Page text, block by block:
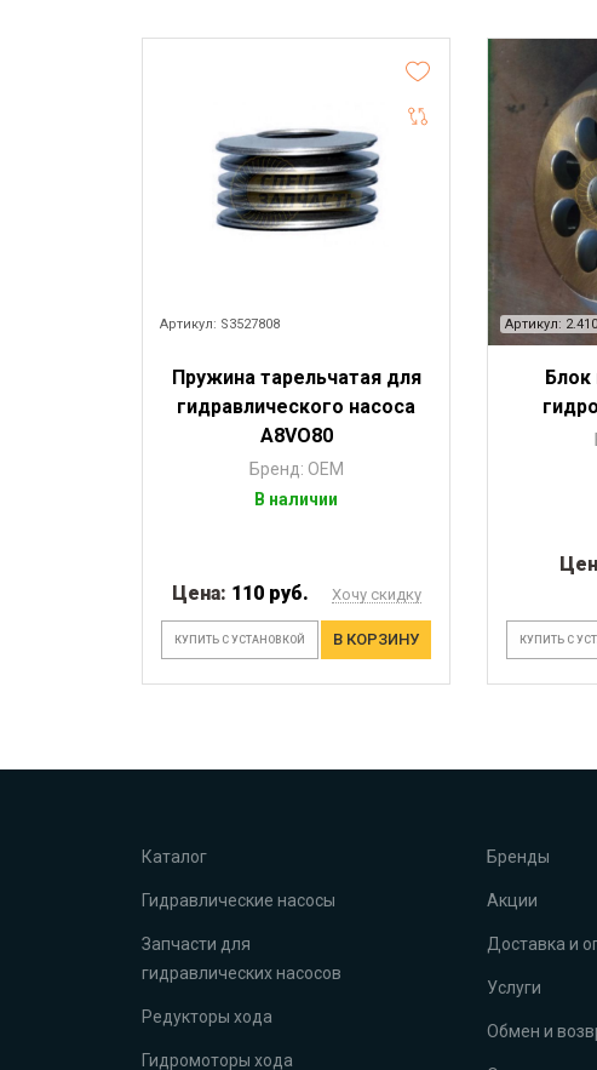
Артикул: S3527808
Пружина тарельчатая для
гидравлического насоса
A8VO80
Бренд: OEM
В наличии
Цена: 110 руб. Хочу скидку
КУПИТЬ С УСТАНОВКОЙ В КОРЗИНУ
Артикул:
Блок
КУПИТЬ С
Каталог
Гидравлические насосы
Запчасти для
гидравлических насосов
Редукторы хода
Гидромоторы хода
Бренды
Акции
Доставка и
Услуги
Обмен и